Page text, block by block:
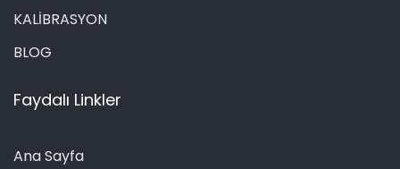
KALİBRASYON
BLOG
Faydalı Linkler
Ana Sayfa